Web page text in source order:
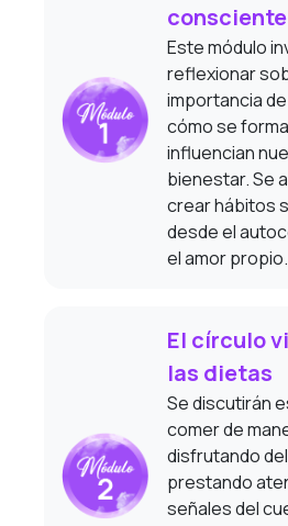
consciente
Este módulo
reflexionar
importancia
cómo se
influencian
bienestar. Se
crear hábitos
desde el
el amor propio.
El círculo
las dietas
Se discutirán
comer de
disfrutando
prestando
señales del